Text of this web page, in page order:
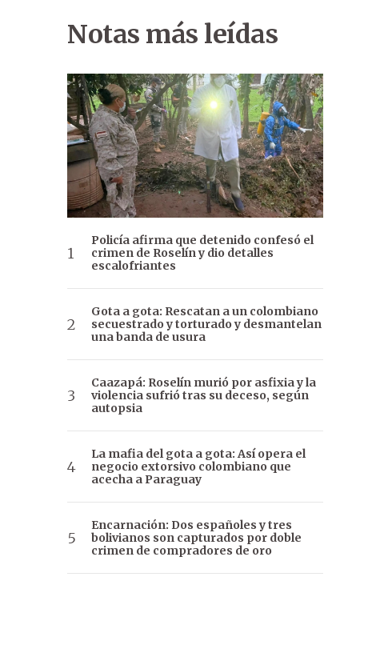
Notas más leídas
Policía afirma que detenido confesó el
crimen de Roselín y dio detalles
escalofriantes
Gota a gota: Rescatan a un colombiano
secuestrado y torturado y desmantelan
una banda de usura
Caazapá: Roselín murió por asfixia y la
violencia sufrió tras su deceso, según
autopsia
La mafia del gota a gota: Así opera el
negocio extorsivo colombiano que
acecha a Paraguay
Encarnación: Dos españoles y tres
bolivianos son capturados por doble
crimen de compradores de oro